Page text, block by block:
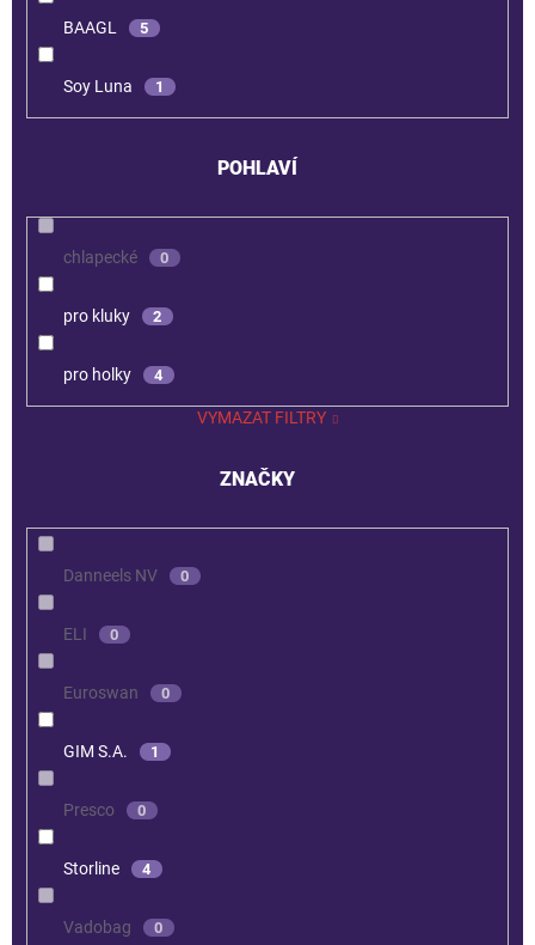
ZNAČKY
Danneels NV 0
ELI 0
Euroswan 0
GIM S.A. 1
Presco 0
Storline 4
Vadobag 0
BAAGL 5
Soy Luna 1
POHLAVÍ
chlapecké 0
pro kluky 2
pro holky 4
VYMAZAT FILTRY